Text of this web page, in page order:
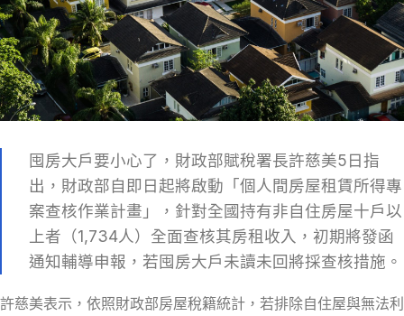
囤房大戶要小心了，財政部賦稅署長許慈美5日指
出，財政部自即日起將啟動「個人間房屋租賃所得專
案查核作業計畫」，針對全國持有非自住房屋十戶以
上者（1,734人）全面查核其房租收入，初期將發函
通知輔導申報，若囤房大戶未讀未回將採查核措施。
許慈美表示，依照財政部房屋稅籍統計，若排除自住屋與無法利